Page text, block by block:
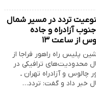
تردد در مسیر شمال
آزادراه و جاده
از ساعت ۱۳
پلیس راه راهور فراجا از
محدودیت‌های ترافیکی در
چالوس و آزادراه تهران ـ
خبر داد و گفت: تردد…